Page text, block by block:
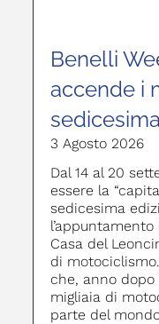
Benelli
accende i
3 Agosto 2026
Dal 14 al 20
essere la
sedicesima
Casa del
di
che, anno
migliaia di
parte del